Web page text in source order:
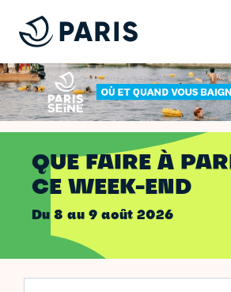
QUE FAIRE À
CE WEEK-END
du 8 au 9 août 2026